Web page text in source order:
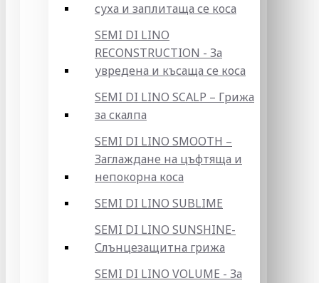
суха и заплитаща се коса
SEMI DI LINO
RECONSTRUCTION - За
увредена и късаща се коса
SEMI DI LINO SCALP – Грижа
за скалпа
SEMI DI LINO SMOOTH –
Заглаждане на цъфтяща и
непокорна коса
SEMI DI LINO SUBLIME
SEMI DI LINO SUNSHINE-
Слънцезащитна грижа
SEMI DI LINO VOLUME - За